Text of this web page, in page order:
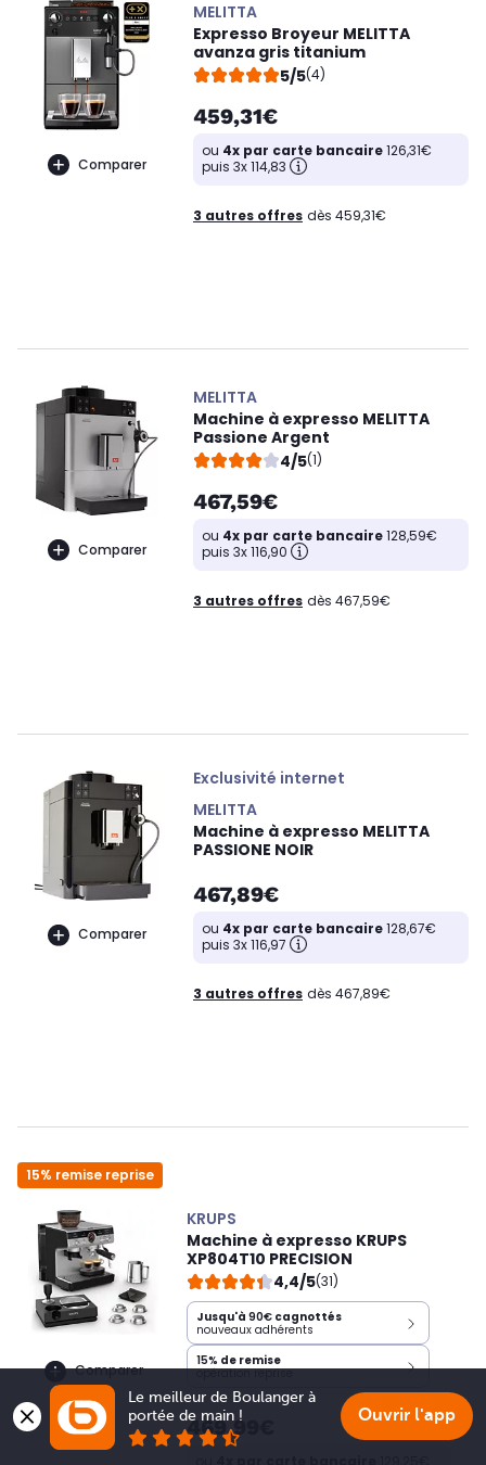
Comparer
MELITTA
Expresso Broyeur MELITTA
avanza gris titanium
5/5(4)
459,31€
ou 4x par carte bancaire126,31€
puis 3x 114,83
3 autres offres dès 459,31€
Comparer
MELITTA
Machine à expresso MELITTA
Passione Argent
4/5(1)
467,59€
ou 4x par carte bancaire128,59€
puis 3x 116,90
3 autres offres dès 467,59€
Comparer
Exclusivité internet
MELITTA
Machine à expresso MELITTA
PASSIONE NOIR
467,89€
ou 4x par carte bancaire128,67€
puis 3x 116,97
3 autres offres dès 467,89€
15% remise reprise
Comparer
KRUPS
Machine à expresso KRUPS
XP804T10 PRECISION
4,4/5(31)
Jusqu'à 90€ cagnottés
nouveaux adhérents
15% de remise
opération reprise
469,99€
Le meilleur de Boulanger à
portée de main !
Ouvrir l'app